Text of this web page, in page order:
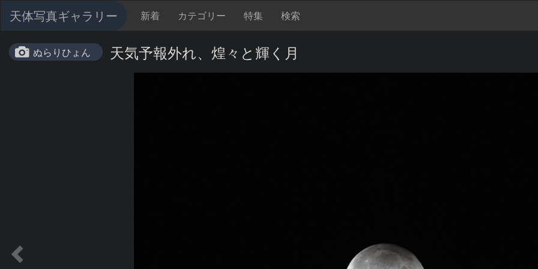
天体写真ギャラリー 新着 カテゴリー 特集 検索
ぬらりひょん 天気予報外れ、煌々と輝く月